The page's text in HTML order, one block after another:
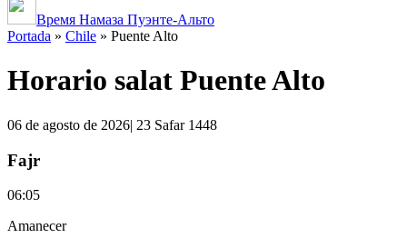
Время Намаза Пуэнте-Альто
Portada » Chile » Puente Alto
Horario salat Puente Alto
06 de agosto de 2026| 23 Safar 1448
Fajr
06:05
Amanecer